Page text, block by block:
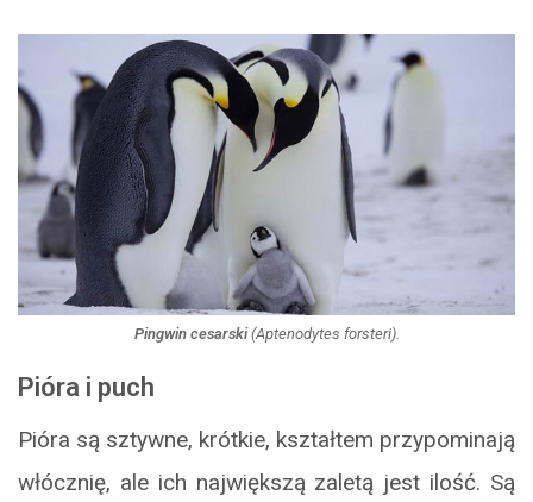
Pingwin cesarski(Aptenodytes forsteri).
Pióra i puch
Pióra są sztywne, krótkie, kształtem przypominają
włócznię, ale ich największą zaletą jest ilość. Są